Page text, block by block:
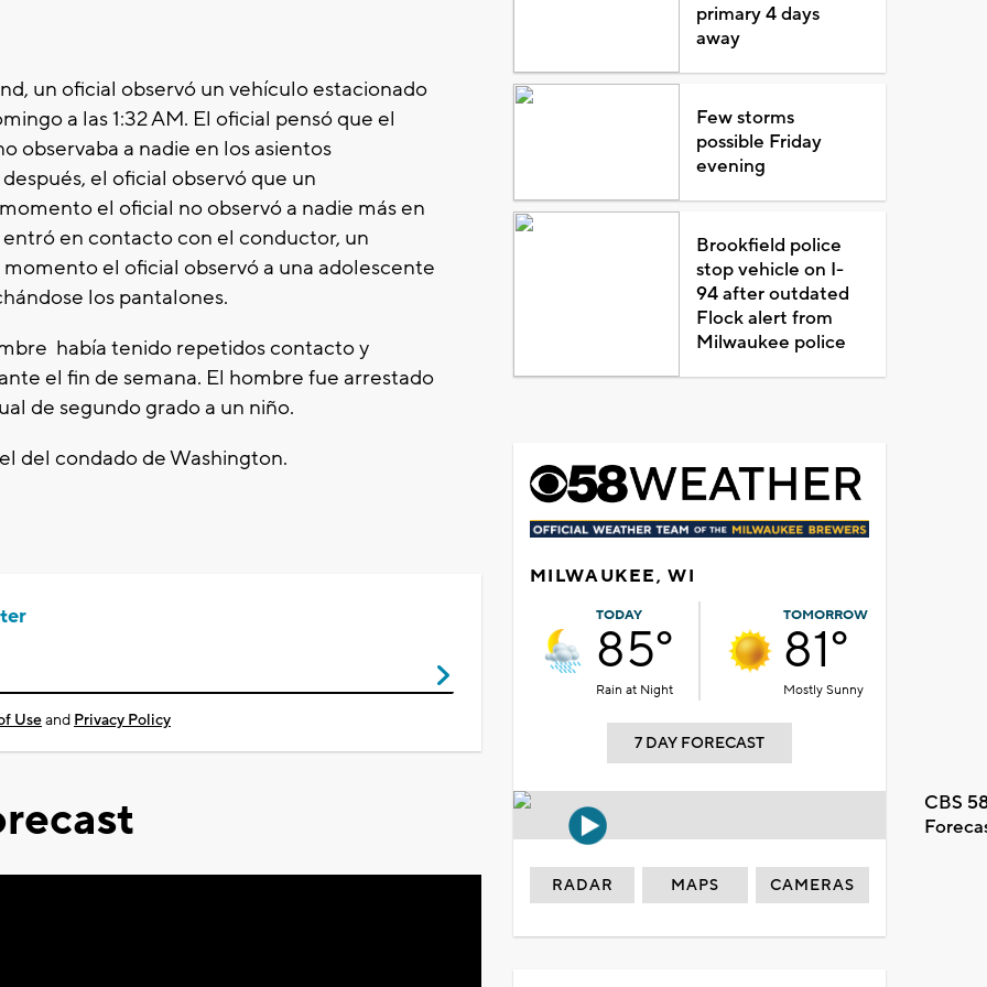
un oficial observó un vehículo estacionado
a las 1:32 AM. El oficial pensó que el
observaba a nadie en los asientos
el oficial observó que un
el oficial no observó a nadie más en
en contacto con el conductor, un
el oficial observó a una adolescente
los pantalones.
había tenido repetidos contacto y
el fin de semana. El hombre fue arrestado
de segundo grado a un niño.
del condado de Washington.
Useand Privacy Policy
primary 4 days
away
Few storms
possible Friday
evening
Brookfield police
stop vehicle on I-
94 after outdated
Flock alert from
Milwaukee police
MILWAUKEE, WI
TODAY
85°
Rain at Night
TOMORROW
81°
Mostly Sunny
7 DAY FORECAST
CBS
RADAR MAPS CAMERAS